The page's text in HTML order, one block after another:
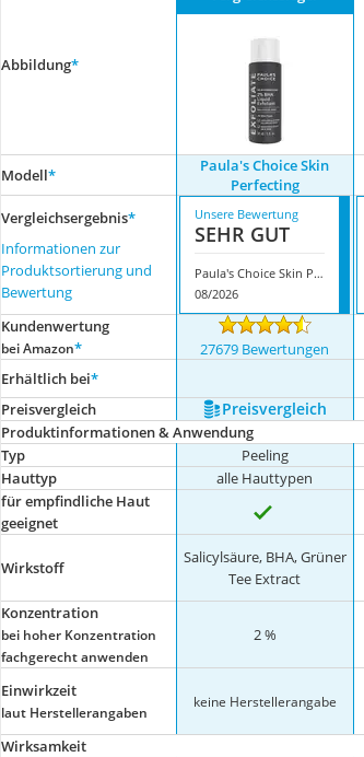
Abbildung*
Modell*
Paula's Choice Skin
Perfecting
Vergleichsergebnis*
Informationen zur
Produktsortierung und
Bewertung
Unsere Bewertung
SEHR GUT
Paula's Choice Skin Perfecting
08/2026
Kundenwertung
bei Amazon* 27679 Bewertungen
Erhältlich bei*
Preis­vergleich
Preis­vergleich
Produktinformationen & Anwendung
Typ
Peeling
Hauttyp
alle Hauttypen
für empfindliche Haut
geeignet
Wirkstoff
Salicylsäure, BHA, Grüner
Tee Extract
Konzentration
bei hoher Konzentration
fachgerecht anwenden
2 %
Einwirkzeit
laut Herstellerangaben
keine Herstellerangabe
Wirksamkeit